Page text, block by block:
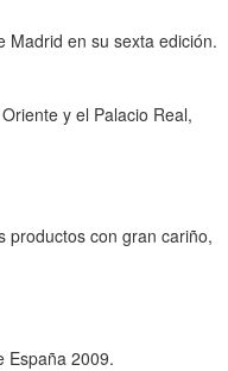
Madrid en su sexta edición.
y el Palacio Real,
productos con gran cariño,
España 2009.